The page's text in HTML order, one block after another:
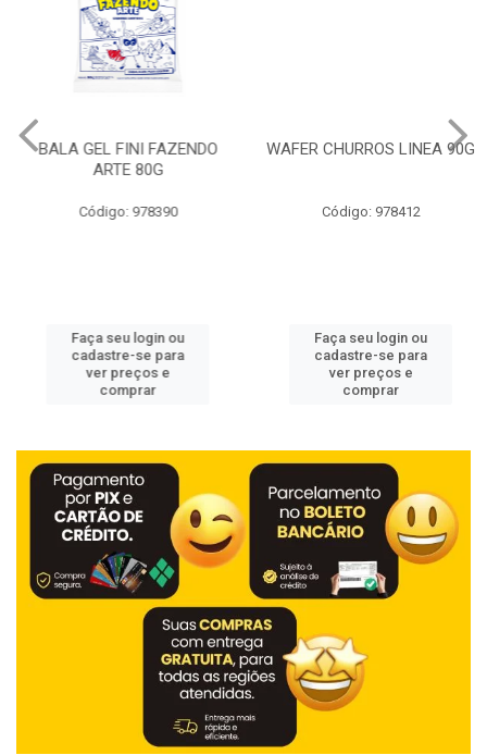
BALA GEL FINI FAZENDO
ARTE 80G
Código: 978390
Faça seu login ou
cadastre-se para
ver preços e
comprar
WAFER CHURROS LINEA 90G
Código: 978412
Faça seu login ou
cadastre-se para
ver preços e
comprar